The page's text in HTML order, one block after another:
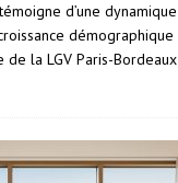
d’une dynamique
démographique
la LGV Paris-Bordeaux